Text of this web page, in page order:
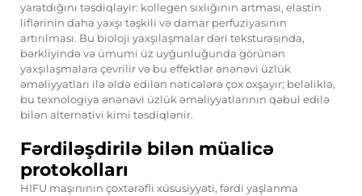
yaratdığını təsdiqləyir: kollegen sıxlığının artması, elastin
liflərinin daha yaxşı təşkili və damar perfuziyasının
artırılması. Bu bioloji yaxşılaşmalar dəri teksturasında,
bərkliyində və ümumi üz uyğunluğunda görünən
yaxşılaşmalara çevrilir və bu effektlər ənənəvi üzlük
əməliyyatları ilə əldə edilən nəticələrə çox oxşayır; beləliklə,
bu texnologiya ənənəvi üzlük əməliyyatlarının qəbul edilə
bilən alternativi kimi təsdiqlənir.
Fərdiləşdirilə bilən müalicə
protokolları
HIFU maşınının çoxtərəfli xüsusiyyəti, fərdi yaşlanma